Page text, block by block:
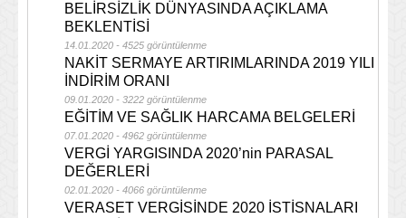
BELİRSİZLİK DÜNYASINDA AÇIKLAMA
BEKLENTİSİ
14.01.2020 - 4525 görüntülenme
NAKİT SERMAYE ARTIRIMLARINDA 2019 YILI
İNDİRİM ORANI
09.01.2020 - 3222 görüntülenme
EĞİTİM VE SAĞLIK HARCAMA BELGELERİ
07.01.2020 - 4962 görüntülenme
VERGİ YARGISINDA 2020’nin PARASAL
DEĞERLERİ
02.01.2020 - 4066 görüntülenme
VERASET VERGİSİNDE 2020 İSTİSNALARI